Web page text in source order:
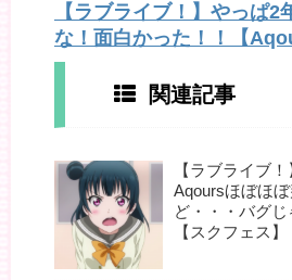
【ラブライブ！】やっぱ2
な！面白かった！！【
関連記事
【ラブライブ
Aqoursほぼほ
ど・・・バグ
【スクフェス】